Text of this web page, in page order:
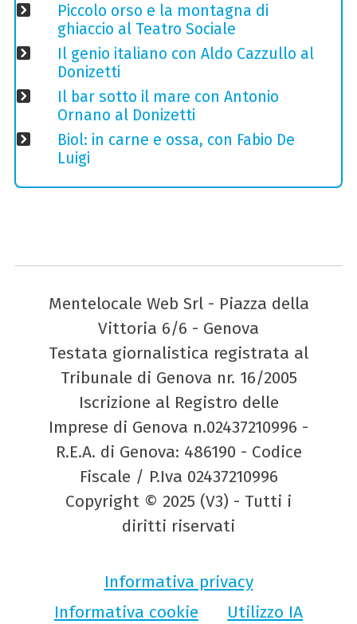
Piccolo orso e la montagna di
ghiaccio al Teatro Sociale
Il genio italiano con Aldo Cazzullo al
Donizetti
Il bar sotto il mare con Antonio
Ornano al Donizetti
Biol: in carne e ossa, con Fabio De
Luigi
Mentelocale Web Srl - Piazza della
Vittoria 6/6 - Genova
Testata giornalistica registrata al
Tribunale di Genova nr. 16/2005
Iscrizione al Registro delle
Imprese di Genova n.02437210996 -
R.E.A. di Genova: 486190 - Codice
Fiscale / P.Iva 02437210996
Copyright © 2025 (V3) - Tutti i
diritti riservati
Informativa privacy
Informativa cookie
Utilizzo IA